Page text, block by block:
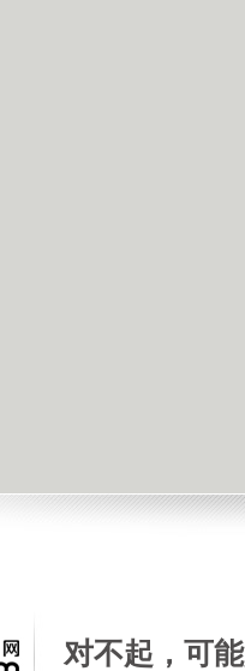
对不起，可